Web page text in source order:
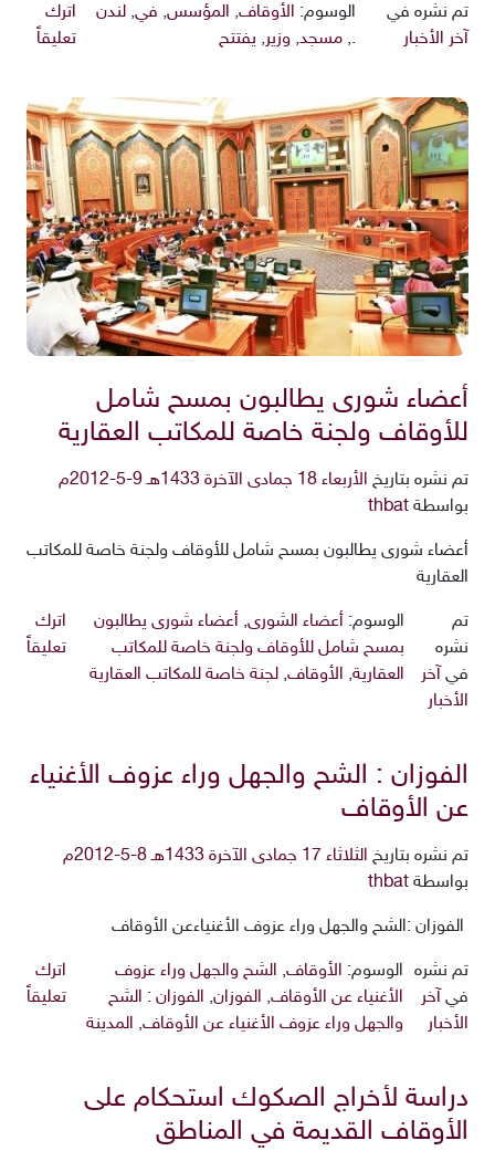
تم نشره في
آخر الأخبار
الوسوم: الأوقاف, المؤسس, في, لندن
.
, مسجد, وزير, يفتتح
اترك
تعليقاً
أعضاء شورى يطالبون بمسح شامل
للأوقاف ولجنة خاصة للمكاتب العقارية
تم نشره بتاريخ الأربعاء 18 جمادى الآخرة 1433هـ 9-5-2012م
بواسطة thbat
أعضاء شورى يطالبون بمسح شامل للأوقاف ولجنة خاصة للمكاتب
العقارية
تم
نشره
في آخر
الأخبار
الوسوم:أعضاء الشورى,أعضاء شورى يطالبون
بمسح شامل للأوقاف ولجنة خاصة للمكاتب
العقارية, الأوقاف,لجنة خاصة للمكاتب العقارية
اترك
تعليقاً
الفوزان : الشح والجهل وراء عزوف الأغنياء
عن الأوقاف
تم نشره بتاريخ الثلاثاء 17 جمادى الآخرة 1433هـ 8-5-2012م
بواسطة thbat
الفوزان :الشح والجهل وراء عزوف الأغنياءعن الأوقاف
تم نشره
في آخر
الأخبار
الوسوم: الأوقاف, الشح والجهل وراء عزوف
الأغنياء عن الأوقاف, الفوزان, الفوزان : الشح
والجهل وراء عزوف الأغنياء عن الأوقاف, المدينة
اترك
تعليقاً
دراسة لأخراج الصكوك استحكام على
الأوقاف القديمة في المناطق